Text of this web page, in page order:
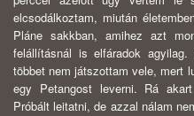
elcsodálkoztam, miután
Pláne sakkban, amihez azt
felállításnál is elfáradok
többet nem játszottam vele, mert
egy Petangost leverni. Rá
Próbált leitatni, de azzal nálam